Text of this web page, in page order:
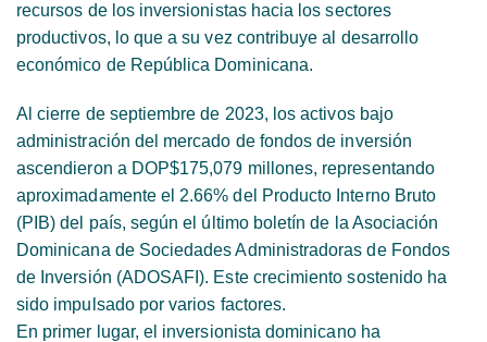
recursos de los inversionistas hacia los sectores
productivos, lo que a su vez contribuye al desarrollo
económico de República Dominicana.
Al cierre de septiembre de 2023, los activos bajo
administración del mercado de fondos de inversión
ascendieron a DOP$175,079 millones, representando
aproximadamente el 2.66% del Producto Interno Bruto
(PIB) del país, según el último boletín de la Asociación
Dominicana de Sociedades Administradoras de Fondos
de Inversión (ADOSAFI). Este crecimiento sostenido ha
sido impulsado por varios factores.
En primer lugar, el inversionista dominicano ha